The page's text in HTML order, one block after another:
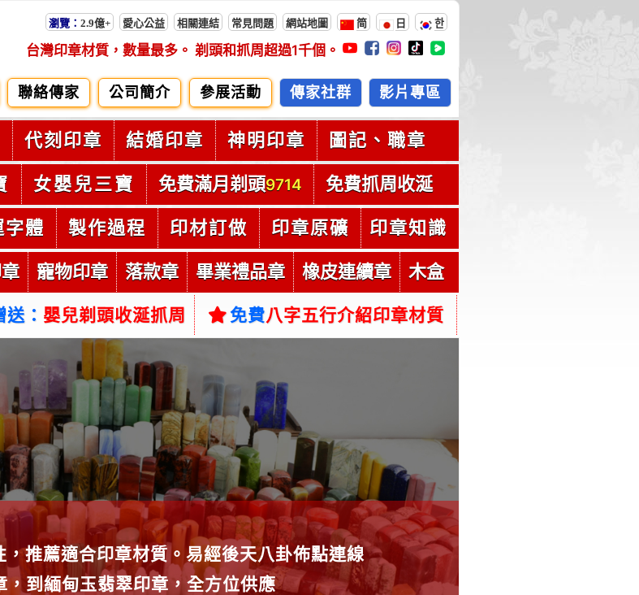
瀏覽： 2.9億+ 愛心公益 相關連結 常見問題 網站地圖 简 日 한
台灣印章材質，數量最多。 剃頭和抓周超過1千個。
聯絡傳家 公司簡介 參展活動 傳家社群 影片專區
代刻印章 結婚印章 神明印章 圖記、職章
女嬰兒三寶 免費滿月剃頭9714 免費抓周收涎
字體 製作過程 印材訂做 印章原礦 印章知識
寵物印章 落款章 畢業禮品章 橡皮連續章 木盒
送： 嬰兒剃頭收涎抓周 免費八字五行介紹印章材質
推薦適合印章材質。易經後天八卦佈點連線
到緬甸玉翡翠印章，全方位供應